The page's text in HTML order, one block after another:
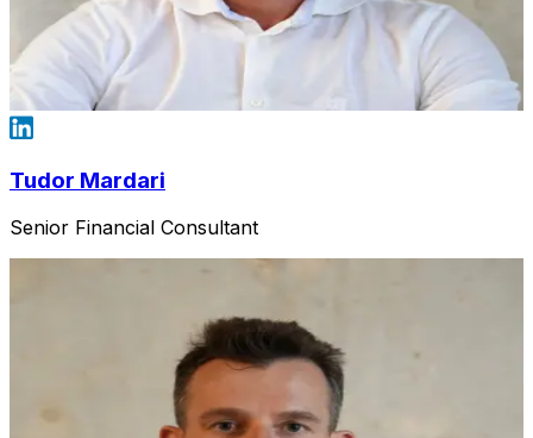
Tudor Mardari
Senior Financial Consultant